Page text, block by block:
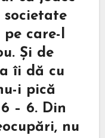
societate
care-l
Și de
îi dă cu
i pică
– 6. Din
nu